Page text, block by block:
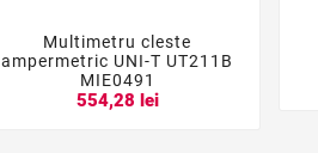
  
Multimetru cleste
ampermetric UNI-T UT211B
MIE0491
554,28 lei